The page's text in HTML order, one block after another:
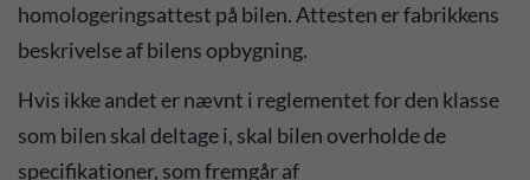
homologeringsattest på bilen. Attesten er fabrikkens
beskrivelse af bilens opbygning.
Hvis ikke andet er nævnt i reglementet for den klasse
som bilen skal deltage i, skal bilen overholde de
specifikationer, som fremgår af